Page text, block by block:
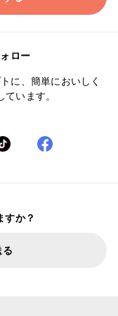
ロー
に、簡単においしく
います。
すか？